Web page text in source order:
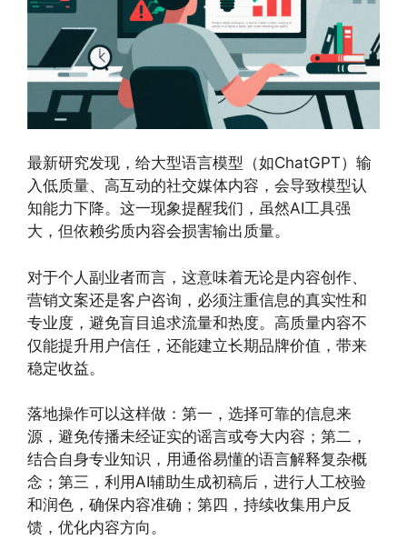
最新研究发现，给大型语言模型（如ChatGPT）输
入低质量、高互动的社交媒体内容，会导致模型认
知能力下降。这一现象提醒我们，虽然AI工具强
大，但依赖劣质内容会损害输出质量。
对于个人副业者而言，这意味着无论是内容创作、
营销文案还是客户咨询，必须注重信息的真实性和
专业度，避免盲目追求流量和热度。高质量内容不
仅能提升用户信任，还能建立长期品牌价值，带来
稳定收益。
落地操作可以这样做：第一，选择可靠的信息来
源，避免传播未经证实的谣言或夸大内容；第二，
结合自身专业知识，用通俗易懂的语言解释复杂概
念；第三，利用AI辅助生成初稿后，进行人工校验
和润色，确保内容准确；第四，持续收集用户反
馈，优化内容方向。